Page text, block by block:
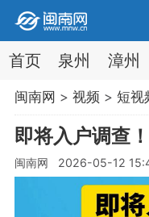
首页 泉州 漳州
闽南网 > 视频 > 短视
即将入户调查
闽南网 2026-05-12